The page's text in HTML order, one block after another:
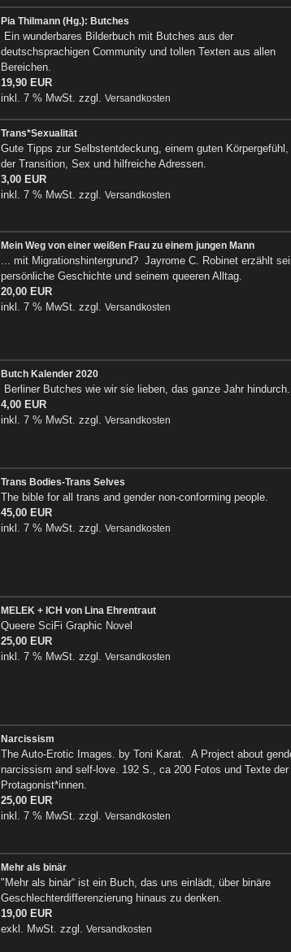
Pia Thilmann (Hg.): Butches
Ein wunderbares Bilderbuch mit Butches aus der
deutschsprachigen Community und tollen Texten aus allen
Bereichen.
19,90 EUR
inkl. 7 % MwSt. zzgl. Versandkosten
Trans*Sexualität
Gute Tipps zur Selbstentdeckung, einem guten Körpergefühl,
der Transition, Sex und hilfreiche Adressen.
3,00 EUR
inkl. 7 % MwSt. zzgl. Versandkosten
Mein Weg von einer weißen Frau zu einem jungen Mann
... mit Migrationshintergrund? Jayrome C. Robinet erzählt
persönliche Geschichte und seinem queeren Alltag.
20,00 EUR
inkl. 7 % MwSt. zzgl. Versandkosten
Butch Kalender 2020
Berliner Butches wie wir sie lieben, das ganze Jahr hindurch.
4,00 EUR
inkl. 7 % MwSt. zzgl. Versandkosten
Trans Bodies-Trans Selves
The bible for all trans and gender non-conforming people.
45,00 EUR
inkl. 7 % MwSt. zzgl. Versandkosten
MELEK + ICH von Lina Ehrentraut
Queere SciFi Graphic Novel
25,00 EUR
inkl. 7 % MwSt. zzgl. Versandkosten
Narcissism
The Auto-Erotic Images. by Toni Karat. A Project about
narcissism and self-love. 192 S., ca 200 Fotos und Texte der
Protagonist*innen.
25,00 EUR
inkl. 7 % MwSt. zzgl. Versandkosten
Mehr als binär
"Mehr als binär“ ist ein Buch, das uns einlädt, über binäre
Geschlechterdifferenzierung hinaus zu denken.
19,00 EUR
exkl. MwSt. zzgl. Versandkosten